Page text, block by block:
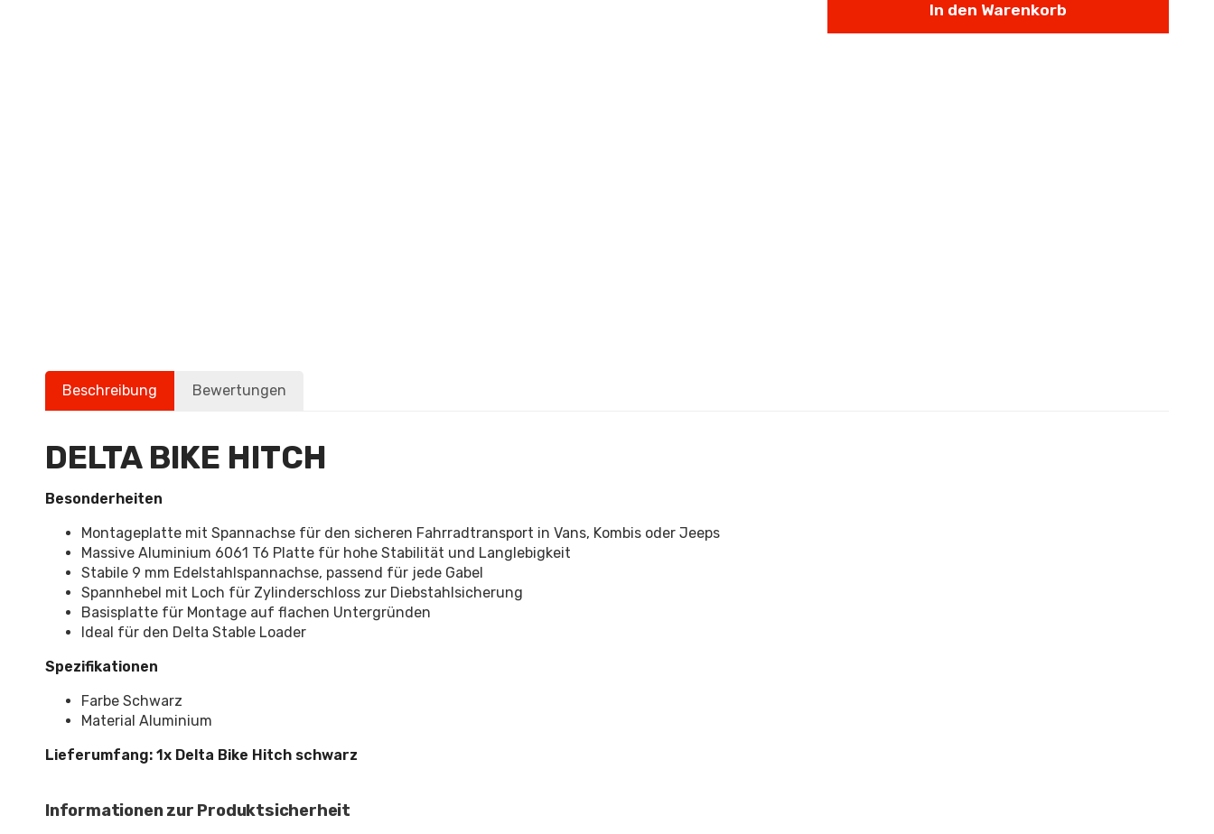
In den Warenkorb
Beschreibung Bewertungen
DELTA BIKE HITCH
Besonderheiten
Montageplatte mit Spannachse für den sicheren Fahrradtransport in Vans, Kombis oder Jeeps
Massive Aluminium 6061 T6 Platte für hohe Stabilität und Langlebigkeit
Stabile 9 mm Edelstahlspannachse, passend für jede Gabel
Spannhebel mit Loch für Zylinderschloss zur Diebstahlsicherung
Basisplatte für Montage auf flachen Untergründen
Ideal für den Delta Stable Loader
Spezifikationen
Farbe Schwarz
Material Aluminium
Lieferumfang: 1x Delta Bike Hitch schwarz
Informationen zur Produktsicherheit